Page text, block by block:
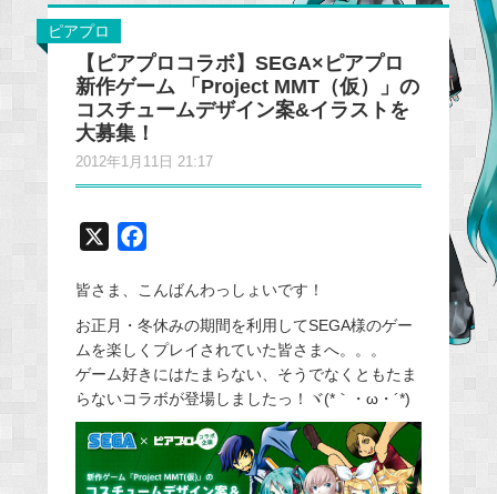
ピアプロ
【ピアプロコラボ】SEGA×ピアプロ
新作ゲーム 「Project MMT（仮）」の
コスチュームデザイン案&イラストを
大募集！
2012年1月11日 21:17
c
e
b
o
o
k
皆さま、こんばんわっしょいです！
お正月・冬休みの期間を利用してSEGA様のゲー
ムを楽しくプレイされていた皆さまへ。。。
ゲーム好きにはたまらない、そうでなくともたま
らないコラボが登場しましたっ！ヾ(*｀・ω・´*)